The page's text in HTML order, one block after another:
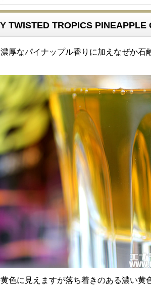
TWISTED TROPICS PINEAPPLE
厚なパイナップル香りに加えなぜか石
色に見えますが落ち着きのある濃い黄